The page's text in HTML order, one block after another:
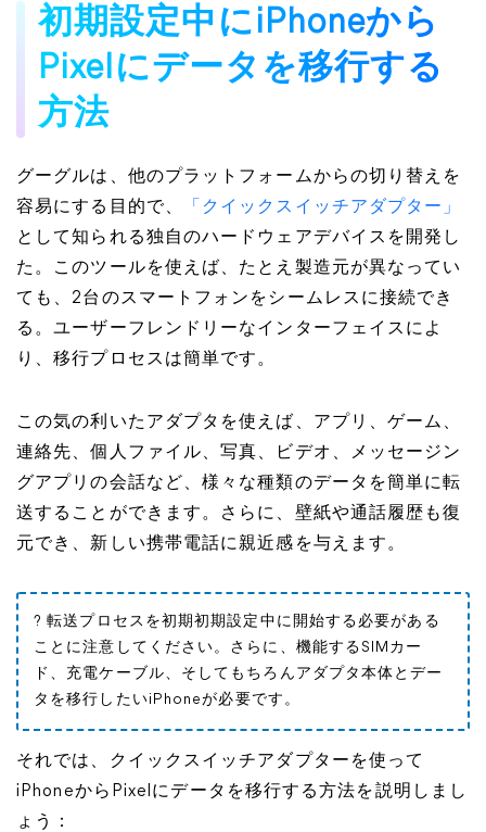
初期設定中にiPhoneから
Pixelにデータを移行する
方法
グーグルは、他のプラットフォームからの切り替えを
容易にする目的で、
​「クイックスイッチアダプター」
として知られる独自のハードウェアデバイスを開発し
た。このツールを使えば、たとえ製造元が異なってい
ても、2台のスマートフォンをシームレスに接続でき
る。ユーザーフレンドリーなインターフェイスによ
り、移行プロセスは簡単です。
この気の利いたアダプタを使えば、アプリ、ゲーム、
連絡先、個人ファイル、写真、ビデオ、メッセージン
グアプリの会話など、様々な種類のデータを簡単に転
送することができます。さらに、壁紙や通話履歴も復
元でき、新しい携帯電話に親近感を与えます。
? 転送プロセスを初期初期設定中に開始する必要がある
ことに注意してください。さらに、機能するSIMカー
ド、充電ケーブル、そしてもちろんアダプタ本体とデー
タを移行したいiPhoneが必要です。
それでは、​クイックスイッチアダプターを使って
iPhoneからPixelにデータを移行する方法を説明しまし
ょう：